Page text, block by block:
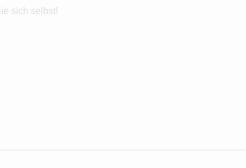
sich selbst!